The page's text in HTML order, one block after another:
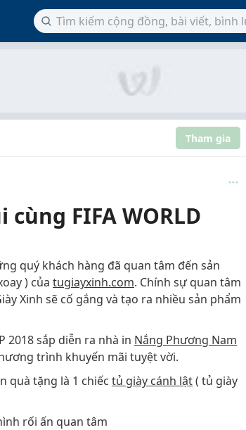
Tham gia
FIFA WORLD
quý khách hàng đã quan tâm đến sản
) của tugiayxinh.com. Chính sự quan tâm
Xinh sẽ cố gắng và tạo ra nhiều sản phẩm
2018 sắp diễn ra nhà in Nắng Phương Nam
trình khuyến mãi tuyệt vời.
quà tặng là 1 chiếc tủ giày cánh lật( tủ giày
rối ấn quan tâm